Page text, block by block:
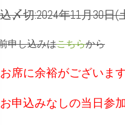
〆切:2024年11月30
申し込みはこちらから
席に余裕がございます
申込みなしの当日参